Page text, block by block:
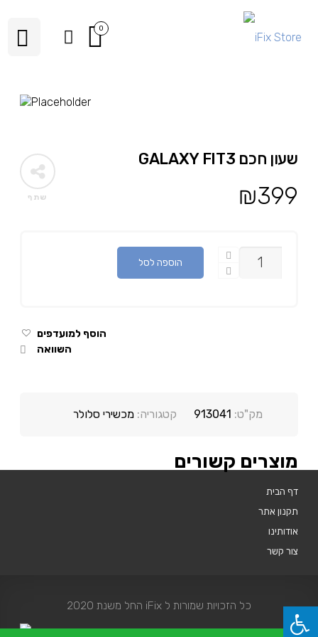
0
שתף
שעון חכם GALAXY FIT3
₪399
כמות
הוספה לסל
הוסף למועדפים
השוואה
מק"ט: 913041 קטגוריה:מכשירי סלולר
מוצרים קשורים
דף הבית
תקנון אתר
אודותינו
צור קשר
כל הזכויות שמורות ל iFix החל משנת 2020